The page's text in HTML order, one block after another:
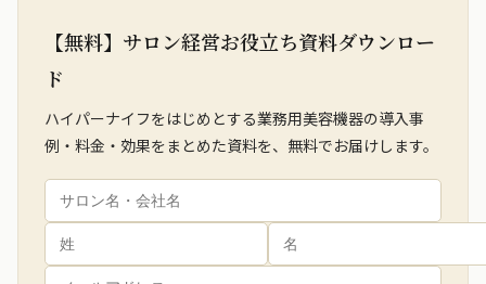
【無料】サロン経営お役立ち資料ダウンロー
ド
ハイパーナイフをはじめとする業務用美容機器の導入事
例・料金・効果をまとめた資料を、無料でお届けします。